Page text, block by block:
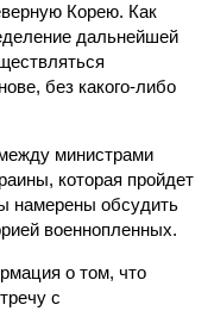
Корею. Как
дальнейшей
без какого-либо
министрами
которая пройдет
намерены обсудить
военнопленных.
о том, что
с